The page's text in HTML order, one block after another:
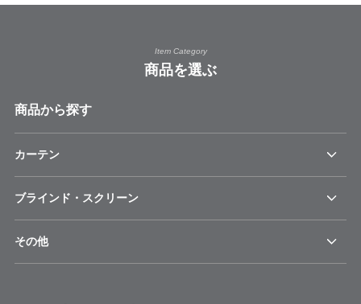
Item Category
商品を選ぶ
商品から探す
カーテン
ブラインド・スクリーン
その他